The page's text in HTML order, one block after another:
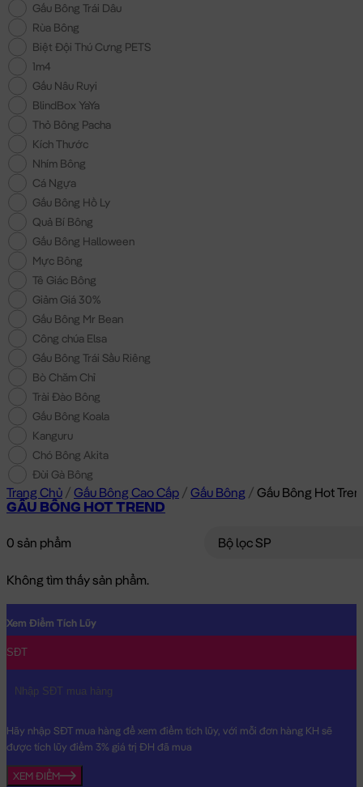
Gấu Bông Trái Dâu
Rùa Bông
Biệt Đội Thú Cưng PETS
1m4
Gấu Nâu Ruyi
BlindBox YaYa
Thỏ Bông Pacha
Kích Thước
Nhím Bông
Cá Ngựa
Gấu Bông Hồ Ly
Quả Bí Bông
Gấu Bông Halloween
Mực Bông
Tê Giác Bông
Giảm Giá 30%
Gấu Bông Mr Bean
Công chúa Elsa
Gấu Bông Trái Sầu Riêng
Bò Chăm Chỉ
Trài Đào Bông
Gấu Bông Koala
Kanguru
Chó Bông Akita
Đùi Gà Bông
Trang Chủ / Gấu Bông Cao Cấp / Gấu Bông / Gấu Bông Hot
GẤU BÔNG HOT TREND
0 sản phẩm Bộ lọc SP
Không tìm thấy sản phẩm.
Xem Điểm Tích Lũy
SĐT
Hãy nhập SĐT mua hàng để xem điểm tích lũy, với mỗi đơn hàng KH sẽ
được tích lũy điểm 3% giá trị ĐH đã mua
XEM ĐIỂM